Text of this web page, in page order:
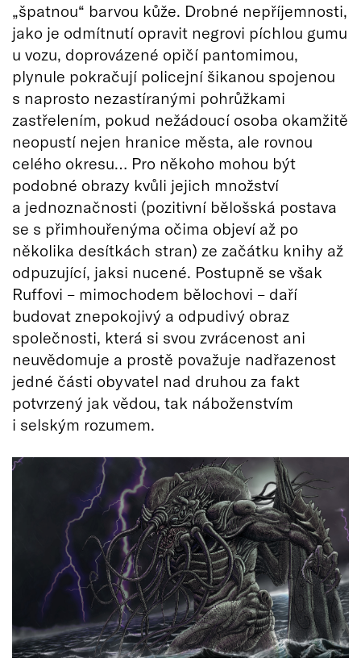
„špatnou“ barvou kůže. Drobné nepříjemnosti,
jako je odmítnutí opravit negrovi píchlou gumu
u vozu, doprovázené opičí pantomimou,
plynule pokračují policejní šikanou spojenou
s naprosto nezastíranými pohrůžkami
zastřelením, pokud nežádoucí osoba okamžitě
neopustí nejen hranice města, ale rovnou
celého okresu… Pro někoho mohou být
podobné obrazy kvůli jejich množství
a jednoznačnosti (pozitivní bělošská postava
se s přimhouřenýma očima objeví až po
několika desítkách stran) ze začátku knihy až
odpuzující, jaksi nucené. Postupně se však
Ruffovi – mimochodem bělochovi – daří
budovat znepokojivý a odpudivý obraz
společnosti, která si svou zvrácenost ani
neuvědomuje a prostě považuje nadřazenost
jedné části obyvatel nad druhou za fakt
potvrzený jak vědou, tak náboženstvím
i selským rozumem.